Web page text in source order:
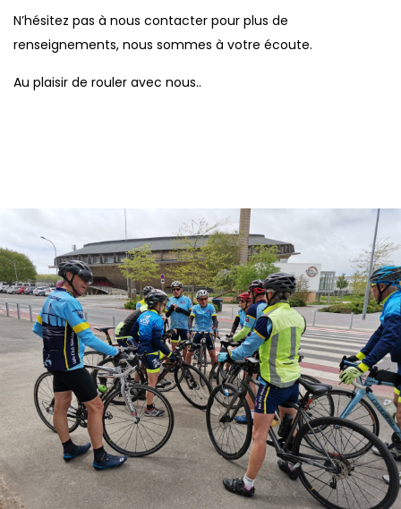
N’hésitez pas à nous contacter pour plus de
renseignements, nous sommes à votre écoute.
Au plaisir de rouler avec nous..